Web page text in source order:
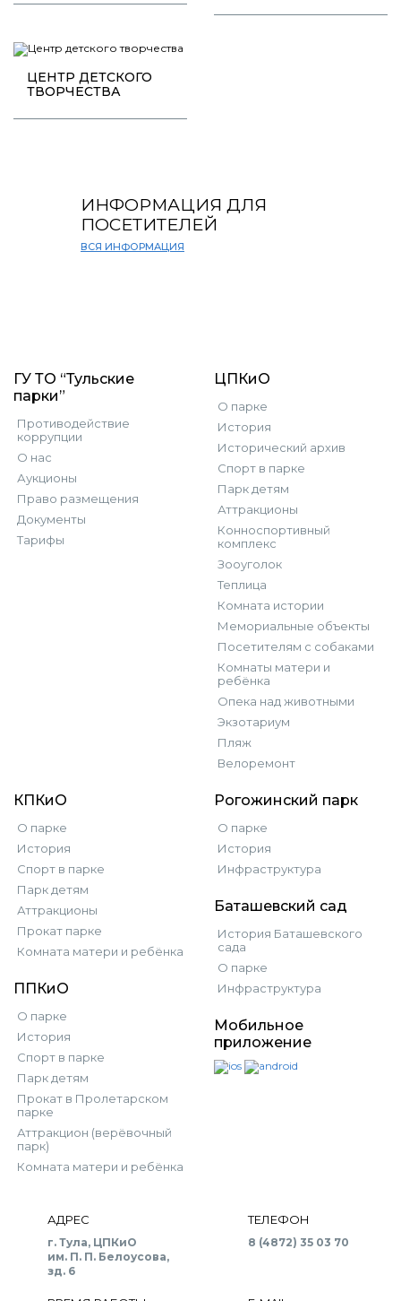
ЦЕНТР ДЕТСКОГО
ТВОРЧЕСТВА
ИНФОРМАЦИЯ ДЛЯ
ПОСЕТИТЕЛЕЙ
ВСЯ ИНФОРМАЦИЯ
ГУ ТО “Тульские
парки”
Противодействие
коррупции
О нас
Аукционы
Право размещения
Документы
Тарифы
ЦПКиО
О парке
История
Исторический архив
Спорт в парке
Парк детям
Аттракционы
Конноспортивный
комплекс
Зооуголок
Теплица
Комната истории
Мемориальные объекты
Посетителям с собаками
Комнаты матери и
ребёнка
Опека над животными
Экзотариум
Пляж
Велоремонт
КПКиО
О парке
История
Спорт в парке
Парк детям
Аттракционы
Прокат парке
Комната матери и ребёнка
ППКиО
О парке
История
Спорт в парке
Парк детям
Прокат в Пролетарском
парке
Аттракцион (верёвочный
парк)
Комната матери и ребёнка
Рогожинский парк
О парке
История
Инфраструктура
Баташевский сад
История Баташевского
сада
О парке
Инфраструктура
Мобильное
приложение
АДРЕС
г. Тула, ЦПКиО
им. П. П. Белоусова,
зд. 6
ТЕЛЕФОН
8 (4872) 35 03 70